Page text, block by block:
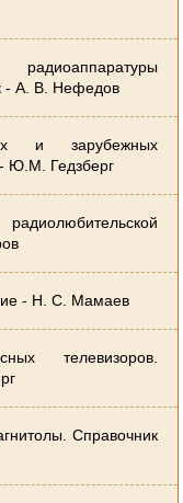
- А. В. Нефедов
и зарубежных
Ю.М. Гедзберг
- Н. С. Мамаев
телевизоров.
Справочник